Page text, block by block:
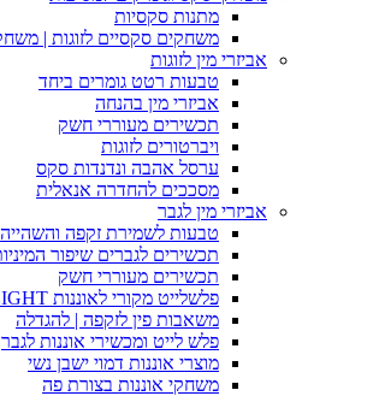
מתנות סקסיות
משחקים סקסיים לזוגות |
אביזרי מין לזוגות
טבעות רטט גומרים ביחד
אביזרי מין בהנחה
תכשירים מעוררי חשק
ויברטורים לזוגות
ערסל אהבה ונדנדות סקס
מסככים להחדרה אנאלית
אביזרי מין לגבר
טבעות לשמירת זקפה והשהייה
תכשירים לגברים שיפור
תכשירים מעוררי חשק
פלשלייט מקורי לאוננות FLESHLIGHT
משאבות פין לזקפה | להגדלה
פלש לייט ומכשירי אוננות לגבר
מוצרי אוננות דמוי ישבן נשי
משחקי אוננות בצורת פה